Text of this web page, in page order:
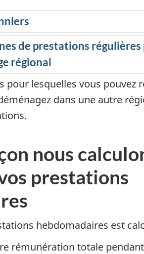
de prestations
régional
pour lesquelles vous pouvez
dans une autre
nous
prestations
hebdomadaires est
rémunération totale